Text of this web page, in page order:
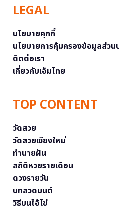
LEGAL
นโยบายคุกกี้
นโยบายการคุ้มครองข้อมูลส่ว
ติดต่อเรา
เกี่ยวกับเอ็มไทย
TOP CONTENT
วัดสวย
วัดสวยเชียงใหม่
ทำนายฝัน
สถิติหวยรายเดือน
ดวงรายวัน
บทสวดมนต์
วิธีบนไอ้ไข่